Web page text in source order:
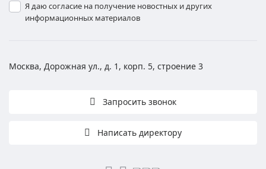
Я даю согласие на получение новостных и других
информационных материалов
Москва, Дорожная ул., д. 1, корп. 5, строение 3
Запросить звонок
Написать директору